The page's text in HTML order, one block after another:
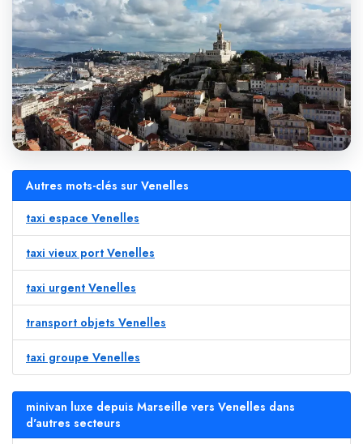
Autres mots-clés sur Venelles
taxi espace Venelles
taxi vieux port Venelles
taxi urgent Venelles
transport objets Venelles
taxi groupe Venelles
minivan luxe depuis Marseille vers Venelles dans
d'autres secteurs